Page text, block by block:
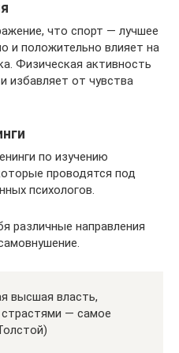
что спорт — лучшее
и положительно влияет на
Физическая активность
избавляет от чувства
по изучению
проводятся под
психологов.
различные направления
высшая власть,
— самое